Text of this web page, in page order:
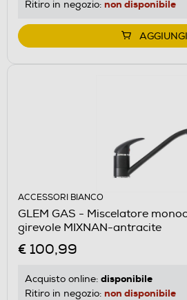
Ritiro in negozio: non disponibile
AGGIUNGI
ACCESSORI BIANCO
GLEM GAS - Miscelatore
girevole MIXNAN-antracite
€ 100,99
Acquisto online: disponibile
Ritiro in negozio: non disponibile